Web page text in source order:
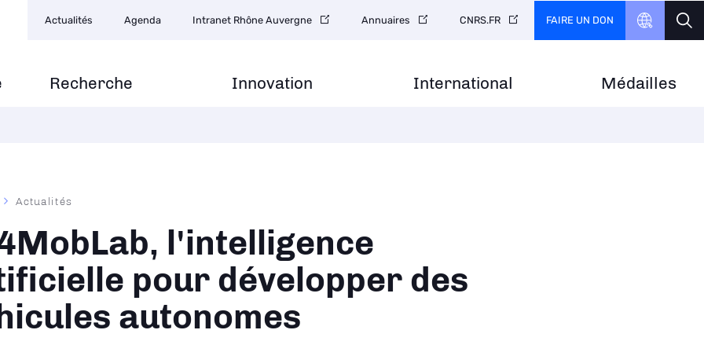
Recherche Innovation International Médailles
secondaire
Actualités Agenda Intranet Rhône Auvergne Annuaires CNRS.FR FAIRE UN DON
Actualités
l'intelligence
pour développer des
autonomes